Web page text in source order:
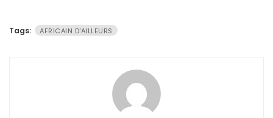
Tags: AFRICAIN D'AILLEURS